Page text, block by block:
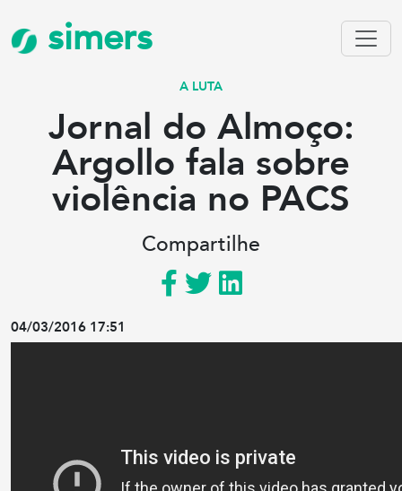
simers
A LUTA
Jornal do Almoço:
Argollo fala sobre
violência no PACS
Compartilhe
04/03/2016 17:51